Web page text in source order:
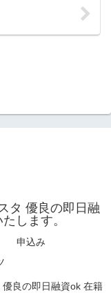
タ 優良の即日融
します。
申込み
良の即日融資ok 在籍